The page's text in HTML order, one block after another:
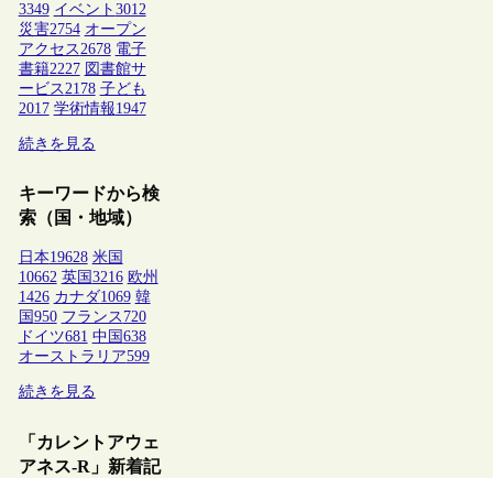
3349 イベント 3012
災害2754 オープン
アクセス 2678 電子
書籍2227 図書館サ
ービス 2178 子ども
2017 学術情報1947
続きを見る
キーワードから検
索（国・地域）
日本19628 米国
10662 英国 3216 欧州
1426 カナダ1069 韓
国 950 フランス 720
ドイツ681 中国 638
オーストラリア599
続きを見る
「カレントアウェ
アネス-R」新着記